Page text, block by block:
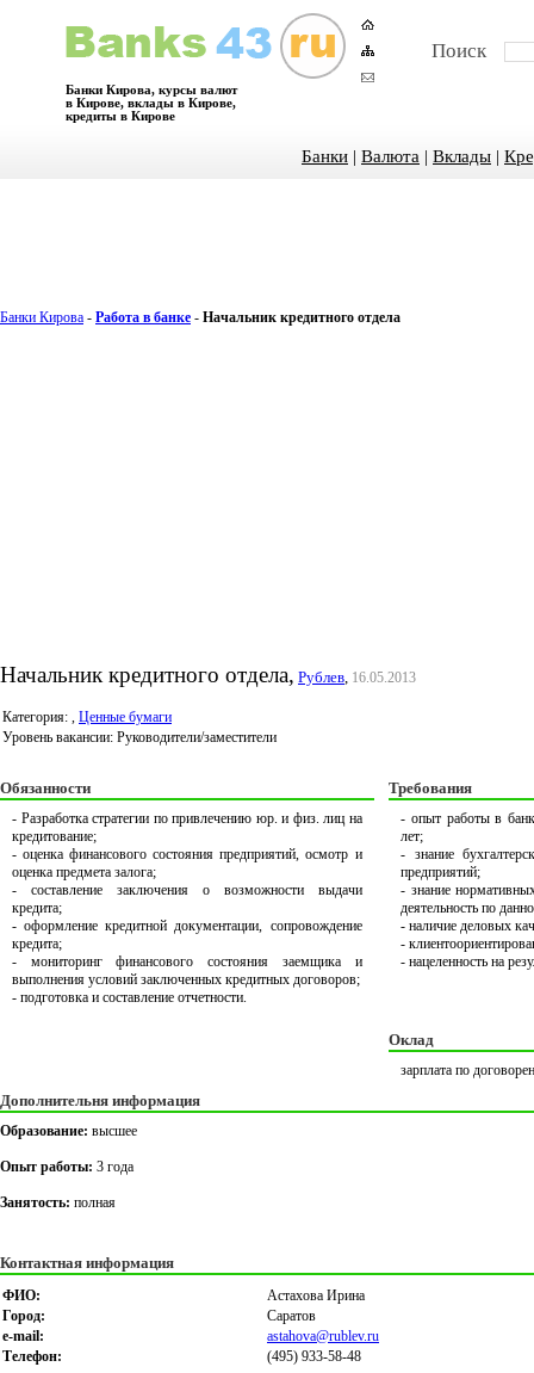
Банки Кирова, курсы валют
в Кирове, вклады в Кирове,
кредиты в Кирове
Поиск
Банки | Валюта | Вклады |
Банки Кирова - Работа в банке - Начальник кредитного отдела
Начальник кредитного отдела, Рублев, 16.05.2013
Категория: , Ценные бумаги
Уровень вакансии: Руководители/заместители
Обязанности
- Разработка стратегии по привлечению юр. и физ. лиц на
кредитование;
- оценка финансового состояния предприятий, осмотр и
оценка предмета залога;
- составление заключения о возможности выдачи
кредита;
- оформление кредитной документации, сопровождение
кредита;
- мониторинг финансового состояния заемщика и
выполнения условий заключенных кредитных договоров;
- подготовка и составление отчетности.
Требования
- опыт работы в
лет;
- знание
предприятий;
- знание
деятельность по
- наличие деловых
-
- нацеленность на
Оклад
зарплата по
Дополнительня информация
Образование: высшее
Опыт работы: 3 года
Занятость: полная
Контактная информация
ФИО:
Астахова Ирина
Город:
Саратов
e-mail:
astahova@rublev.ru
Телефон:
(495) 933-58-48